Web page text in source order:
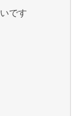
です